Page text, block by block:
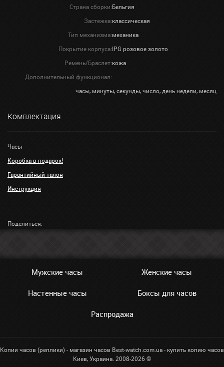
Страна сборки:Бельгия
Застежка:классическая
Тип механизма:механика
Покрытие корпуса:IPG розовое золото
Ремень/Браслет:кожа
Дополнительный функционал:
часы, минуты, секунды, число, день недели, месяц
Комплектация
Часы
Коробка в подарок!
Гарантийный талон
Инструкция
Поделиться:
Мужские часы Женские часы
Настенные часы Боксы для часов
Распродажа
Копии часов (реплики) - магазин часов Best-watch.com.ua - купить копию часов
Киев, Украина. 2008-2026 ©